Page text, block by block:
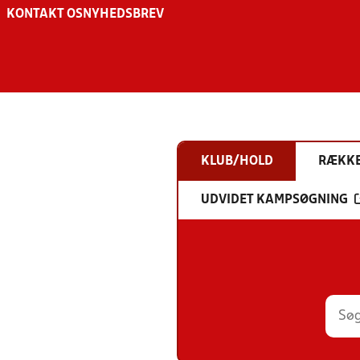
KONTAKT OS NYHEDSBREV
KLUB/HOLD
UDVIDET KAMPSØGNING